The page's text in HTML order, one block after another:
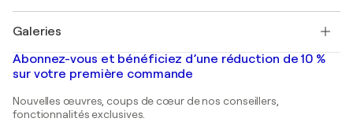
Banksy
Mr. Brainwash
Shepard Fairey
Tableaux abstraits à vendre
Peintures de paysage
Estampes
Peintures acryliques
Galeries
Galeries d'art en France
Galeries d'art en Belgique
Abonnez-vous et bénéficiez d’une réduction de 10 %
sur votre première commande
Nouvelles œuvres, coups de cœur de nos conseillers,
fonctionnalités exclusives.